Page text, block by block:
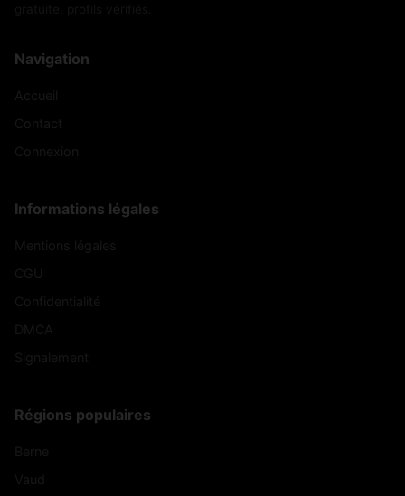
Navigation
Informations légales
Régions populaires